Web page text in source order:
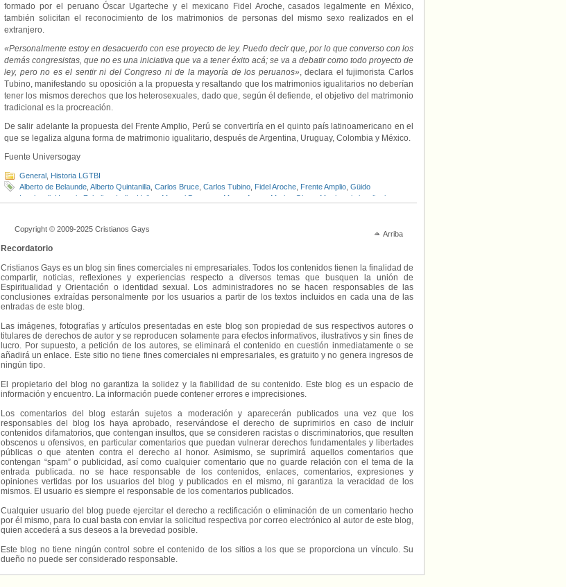
formado por el peruano Óscar Ugarteche y el mexicano Fidel Aroche, casados legalmente en México,
también solicitan el reconocimiento de los matrimonios de personas del mismo sexo realizados en el
extranjero.
«Personalmente estoy en desacuerdo con ese proyecto de ley. Puedo decir que, por lo que converso con los
demás congresistas, que no es una iniciativa que va a tener éxito acá; se va a debatir como todo proyecto de
ley, pero no es el sentir ni del Congreso ni de la mayoría de los peruanos», declara el fujimorista Carlos
Tubino, manifestando su oposición a la propuesta y resaltando que los matrimonios igualitarios no deberían
tener los mismos derechos que los heterosexuales, dado que, según él defiende, el objetivo del matrimonio
tradicional es la procreación.
De salir adelante la propuesta del Frente Amplio, Perú se convertiría en el quinto país latinoamericano en el
que se legaliza alguna forma de matrimonio igualitario, después de Argentina, Uruguay, Colombia y México.
Fuente Universogay
General Historia LGTBI
Alberto de Belaunde Alberto Quintanilla Carlos Bruce Carlos Tubino Fidel Aroche Frente Amplio Güido
Lombardi Horacio Zeballos Indira Huilca Manuel Dammert Marco Arana Marisa Glave Matrimonio igualitario
Arriba
Copyright © 2009-2025 Cristianos Gays
Recordatorio
Cristianos Gays es un blog sin fines comerciales ni empresariales. Todos los contenidos tienen la finalidad de
compartir, noticias, reflexiones y experiencias respecto a diversos temas que busquen la unión de
Espiritualidad y Orientación o identidad sexual. Los administradores no se hacen responsables de las
conclusiones extraídas personalmente por los usuarios a partir de los textos incluidos en cada una de las
entradas de este blog.
Las imágenes, fotografías y artículos presentadas en este blog son propiedad de sus respectivos autores o
titulares de derechos de autor y se reproducen solamente para efectos informativos, ilustrativos y sin fines de
lucro. Por supuesto, a petición de los autores, se eliminará el contenido en cuestión inmediatamente o se
añadirá un enlace. Este sitio no tiene fines comerciales ni empresariales, es gratuito y no genera ingresos de
ningún tipo.
El propietario del blog no garantiza la solidez y la fiabilidad de su contenido. Este blog es un espacio de
información y encuentro. La información puede contener errores e imprecisiones.
Los comentarios del blog estarán sujetos a moderación y aparecerán publicados una vez que los
responsables del blog los haya aprobado, reservándose el derecho de suprimirlos en caso de incluir
contenidos difamatorios, que contengan insultos, que se consideren racistas o discriminatorios, que resulten
obscenos u ofensivos, en particular comentarios que puedan vulnerar derechos fundamentales y libertades
públicas o que atenten contra el derecho al honor. Asimismo, se suprimirá aquellos comentarios que
contengan “spam” o publicidad, así como cualquier comentario que no guarde relación con el tema de la
entrada publicada. no se hace responsable de los contenidos, enlaces, comentarios, expresiones y
opiniones vertidas por los usuarios del blog y publicados en el mismo, ni garantiza la veracidad de los
mismos. El usuario es siempre el responsable de los comentarios publicados.
Cualquier usuario del blog puede ejercitar el derecho a rectificación o eliminación de un comentario hecho
por él mismo, para lo cual basta con enviar la solicitud respectiva por correo electrónico al autor de este blog,
quien accederá a sus deseos a la brevedad posible.
Este blog no tiene ningún control sobre el contenido de los sitios a los que se proporciona un vínculo. Su
dueño no puede ser considerado responsable.